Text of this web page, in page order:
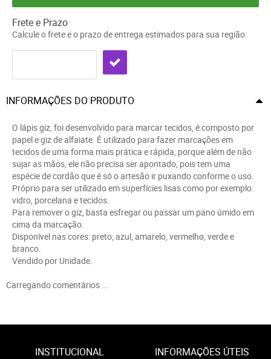
Frete e Prazo
Calcule o frete e o prazo de entrega estimados para sua região:
INFORMAÇÕES DO PRODUTO
O lápis giz, foi desenvolvido para marcar tecidos, é composto por
papel e giz de alfaiate. É utilizado para fazer marcações em
tecidos de uma forma mais prática e rápida, porque além de não
sujar as mãos, ele não precisa ser apontado, pois tem uma
espécie de cordão que é só o artesão ir puxando conforme o uso.
Próprio para ser utilizado em superfícies lisas como por exemplo:
vidro, porcelana e tecidos.
Para remover o giz, basta esfregar ou passar um pano úmido em
cima da marcação.
Disponível nas cores: preto, azul, amarelo, vermelho, verde e
branco.
Vendido por Unidade.
Carregando comentários ...
INSTITUCIONAL INFORMAÇÕES ÚTEIS